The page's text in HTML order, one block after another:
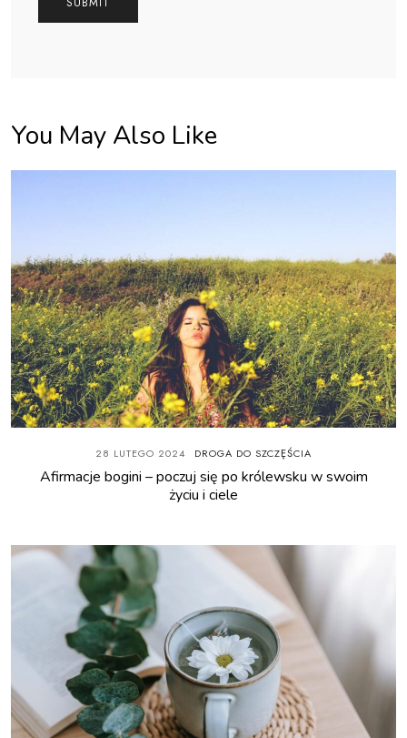
You May Also Like
28 LUTEGO 2024 DROGA DO SZCZĘŚCIA
Afirmacje bogini – poczuj się po królewsku w swoim
życiu i ciele